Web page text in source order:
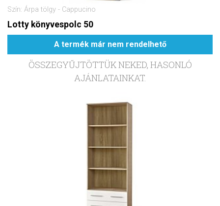
Szín: Árpa tölgy - Cappucino
Lotty könyvespolc 50
A termék már nem rendelhető
ÖSSZEGYŰJTÖTTÜK NEKED, HASONLÓ
AJÁNLATAINKAT.